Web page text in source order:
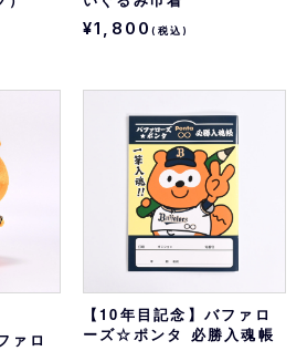
¥1,800(税込)
ァロ
【10年目記念】バファロ
ーズ☆ポンタ 必勝入魂帳